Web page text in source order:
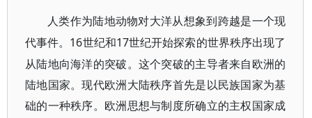
人类作为陆地动物对大洋从想象到跨越是一个现
代事件。 16世纪和17世纪开始探索的世界秩序出现了
从陆地向海洋的突破。这个突破的主导者来自欧洲的
陆地国家。现代欧洲大陆秩序首先是以民族国家为基
础的一种秩序。欧洲思想与制度所确立的主权国家成